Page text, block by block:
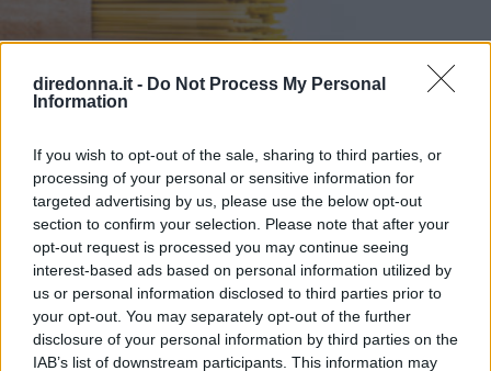
diredonna.it - Do Not Process My Personal
Information
If you wish to opt-out of the sale, sharing to third parties, or
processing of your personal or sensitive information for
targeted advertising by us, please use the below opt-out
section to confirm your selection. Please note that after your
opt-out request is processed you may continue seeing
interest-based ads based on personal information utilized by
us or personal information disclosed to third parties prior to
your opt-out. You may separately opt-out of the further
disclosure of your personal information by third parties on the
IAB’s list of downstream participants. This information may
Per questo in commercio si trovano due varianti più
diffuse, il farro decorticato e il farro perlato. Il primo è solo
processo di raffinazione, simile a quello del riso e
dell’orzo. I chicchi del farro, dopo la perlatura, appaiono
perlato: proprietà, calorie e valori nutrizionali Il farro,
anche quello perlato, contiene glutine, e dunque non è
adatto a una dieta per celiaci. Le sue caratteristiche sono
simili a quelle del frumento. Generalmente, 100 g di
prodotto offrono 352 calorie e: Grassi 1,7 g, di cui acidi
grassi saturi 0,4 g Carboidrati 71 g, di cui zuccheri 1,1 g
Fibre 7 g Proteine 14 g Sale 0,06 g. Il farro è un potente
antiossidante, aiuta a regolare l’attività dell’intestino,
regala grazie alle fibre e alle proteine un senso di sazietà
duraturo, fornisce carboidrati di buona qualità, che non